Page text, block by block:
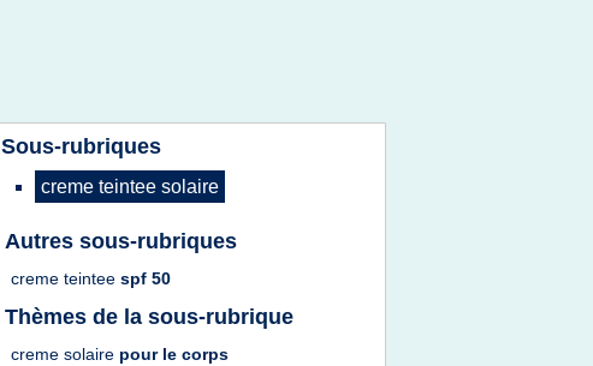
Sous-rubriques
creme teintee solaire
Autres sous-rubriques
creme teintee spf 50
Thèmes de la sous-rubrique
creme solaire pour le corps